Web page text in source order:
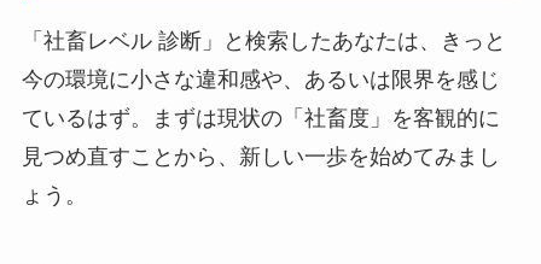
「社畜レベル 診断」と検索したあなたは、きっと
今の環境に小さな違和感や、あるいは限界を感じ
ているはず。まずは現状の「社畜度」を客観的に
見つめ直すことから、新しい一歩を始めてみまし
ょう。